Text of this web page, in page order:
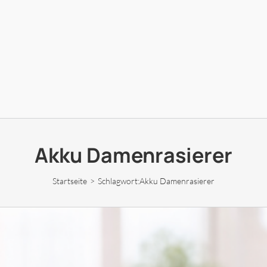
Akku Damenrasierer
Startseite Schlagwort:Akku Damenrasierer